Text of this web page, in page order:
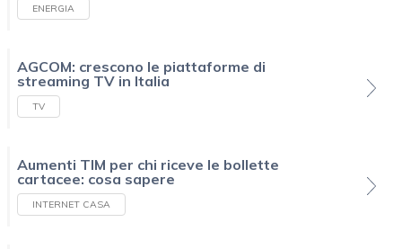
ENERGIA
AGCOM: crescono le piattaforme di
streaming TV in Italia
TV
Aumenti TIM per chi riceve le bollette
cartacee: cosa sapere
INTERNET CASA